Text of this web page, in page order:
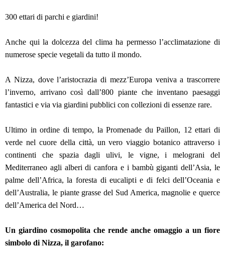
300 ettari di parchi e giardini!
Anche qui la dolcezza del clima ha permesso l’acclimatazione di
numerose specie vegetali da tutto il mondo.
A Nizza, dove l’aristocrazia di mezz’Europa veniva a trascorrere
l’inverno, arrivano così dall’800 piante che inventano paesaggi
fantastici e via via giardini pubblici con collezioni di essenze rare.
Ultimo in ordine di tempo, la Promenade du Paillon, 12 ettari di
verde nel cuore della città, un vero viaggio botanico attraverso i
continenti che spazia dagli ulivi, le vigne, i melograni del
Mediterraneo agli alberi di canfora e i bambù giganti dell’Asia, le
palme dell’Africa, la foresta di eucalipti e di felci dell’Oceania e
dell’Australia, le piante grasse del Sud America, magnolie e querce
dell’America del Nord…
Un giardino cosmopolita che rende anche omaggio a un fiore
simbolo di Nizza, il garofano: